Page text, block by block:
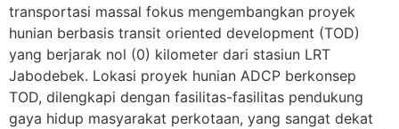
transportasi massal fokus mengembangkan proyek
hunian berbasis transit oriented development (TOD)
yang berjarak nol (0) kilometer dari stasiun LRT
Jabodebek. Lokasi proyek hunian ADCP berkonsep
TOD, dilengkapi dengan fasilitas-fasilitas pendukung
gaya hidup masyarakat perkotaan, yang sangat dekat